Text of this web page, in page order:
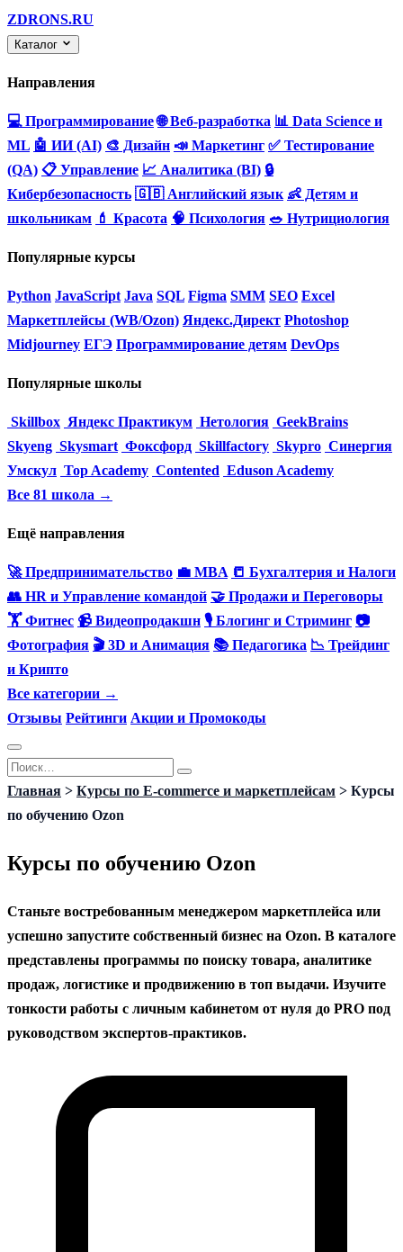
ZDRONS.RU
Каталог
Направления
💻 Программирование 🌐 Веб-разработка 📊 Data Science и
ML 🤖 ИИ (AI) 🎨 Дизайн 📣 Маркетинг ✅ Тестирование
(QA) 📋 Управление 📈 Аналитика (BI) 🔒
Кибербезопасность 🇬🇧 Английский язык 👶 Детям и
школьникам 💄 Красота 🧠 Психология 🥗 Нутрициология
Популярные курсы
Python JavaScript Java SQL Figma SMM SEO Excel
Маркетплейсы (WB/Ozon) Яндекс.Директ Photoshop
Midjourney ЕГЭ Программирование детям DevOps
Популярные школы
Skillbox Яндекс Практикум Нетология GeekBrains
Skyeng Skysmart Фоксфорд Skillfactory Skypro Синергия
Умскул Top Academy Contented Eduson Academy
Все 81 школа →
Ещё направления
🚀 Предпринимательство 💼 MBA 📒 Бухгалтерия и Налоги
👥 HR и Управление командой 🤝 Продажи и Переговоры
🏋️ Фитнес 📹 Видеопродакшн 🎙 Блогинг и Стриминг 📷
Фотография 🎬 3D и Анимация 📚 Педагогика 📉 Трейдинг
и Крипто
Все категории →
Отзывы Рейтинги Акции и Промокоды
Перейти
к
содержанию
Search
for:
Главная > Курсы по E-commerce и маркетплейсам > Курсы
по обучению Ozon
Курсы по обучению Ozon
Станьте востребованным менеджером маркетплейса или
успешно запустите собственный бизнес на Ozon. В каталоге
представлены программы по поиску товара, аналитике
продаж, логистике и продвижению в топ выдачи. Изучите
тонкости работы с личным кабинетом от нуля до PRO под
руководством экспертов-практиков.